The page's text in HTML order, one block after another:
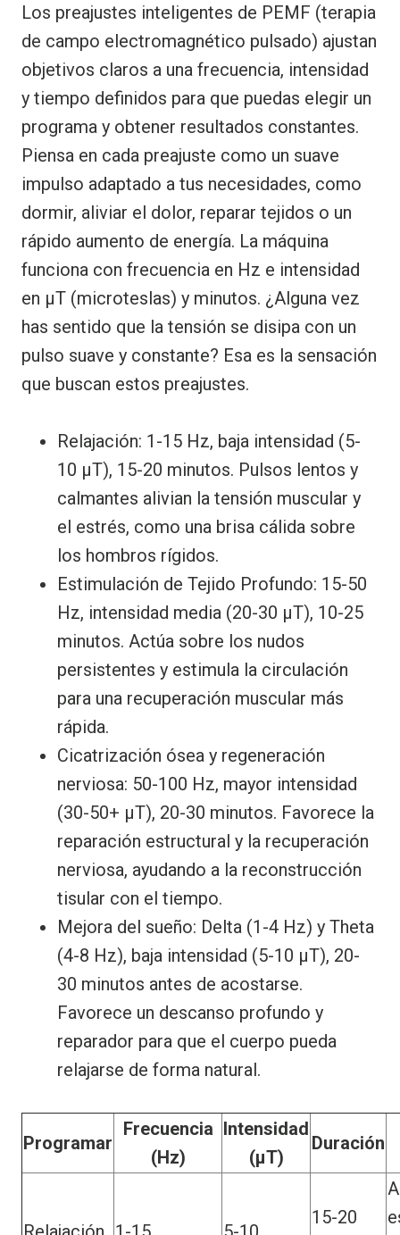
Los preajustes inteligentes de PEMF (terapia
de campo electromagnético pulsado) ajustan
objetivos claros a una frecuencia, intensidad
y tiempo definidos para que puedas elegir un
programa y obtener resultados constantes.
Piensa en cada preajuste como un suave
impulso adaptado a tus necesidades, como
dormir, aliviar el dolor, reparar tejidos o un
rápido aumento de energía. La máquina
funciona con frecuencia en Hz e intensidad
en μT (microteslas) y minutos. ¿Alguna vez
has sentido que la tensión se disipa con un
pulso suave y constante? Esa es la sensación
que buscan estos preajustes.
Relajación: 1-15 Hz, baja intensidad (5-
10 μT), 15-20 minutos. Pulsos lentos y
calmantes alivian la tensión muscular y
el estrés, como una brisa cálida sobre
los hombros rígidos.
Estimulación de Tejido Profundo: 15-50
Hz, intensidad media (20-30 μT), 10-25
minutos. Actúa sobre los nudos
persistentes y estimula la circulación
para una recuperación muscular más
rápida.
Cicatrización ósea y regeneración
nerviosa: 50-100 Hz, mayor intensidad
(30-50+ μT), 20-30 minutos. Favorece la
reparación estructural y la recuperación
nerviosa, ayudando a la reconstrucción
tisular con el tiempo.
Mejora del sueño: Delta (1-4 Hz) y Theta
(4-8 Hz), baja intensidad (5-10 μT), 20-
30 minutos antes de acostarse.
Favorece un descanso profundo y
reparador para que el cuerpo pueda
relajarse de forma natural.
Programar
Frecuencia
(Hz)
Intensidad
(μT)
Duración
15-20